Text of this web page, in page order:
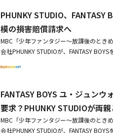
UDIOが立場表明「業界の秩序を無視した
CONTIです。ユ・ジュンウォンに関連す
現在、ユ・ジュンウォンはPHUNKEY
係を明かすと、ユ・ジュンウォンと
定人件費を5年間控除するという付属合意
Oが損害賠償を請求したものです。損害
ストの活動自体を禁止する手段にはなり
は、PHUNKEY STUDIOが望んでいるも
活動もしないことなのか、疑問を抱かざ
の所属事務所とも契約はもちろんのこと
代からアイドルの夢を育んできた青年に
件だ」と強調した。またPHUNKEY
Y BOYSの活動および事業計画全般に相当
きたメンバーはもちろん、プロジェクト
響を受けた。当社はこの過程で発生した
高い市場性と成長の可能性を証明した」
とつけ加えた。最後に「現在請求中の約
確認される追加の損害についても法的措
は復帰の意思を示していない以上、裁判
ジュンウォンは2023年の「少年ファンタ
T」など有名オーディション番組で頭角
ュンウォン自身もSNSを通じて「僕を心
えた」と伝え、新たなスタートへの期待
動に関する法的紛争についても立場を示
を弁護士と十分に検討した」とし、「そ
題もないことを明確に確認した」と強調
てユ・ジュンウォンはMBCのオーディシ
～」で1位を獲得し、プロジェクトグルー
信頼関係が崩れたとしてグループに合流
ウォンは専属契約効力停止仮処分申請を
PHUNKY STUDIO、FANTASY
模の損害賠償請求へ
MBC「少年ファンタジー～放課後のとき
会社PHUNKY STUDIOが、FANTASY
調停期間中に独自の行動を強行し、和解
最後まで責任を追及すると本日（9日）
ンは2023年、「少年ファンタジー」の放
ファンコンサートなど公式スケジュール
直後、契約の詳細条件を協議する過程で
FANTASY BOYS ユ・ジュン
要求？PHUNKY STUDIOが両
MBC「少年ファンタジー～放課後のとき
会社PHUNKY STUDIOが、FANTASY